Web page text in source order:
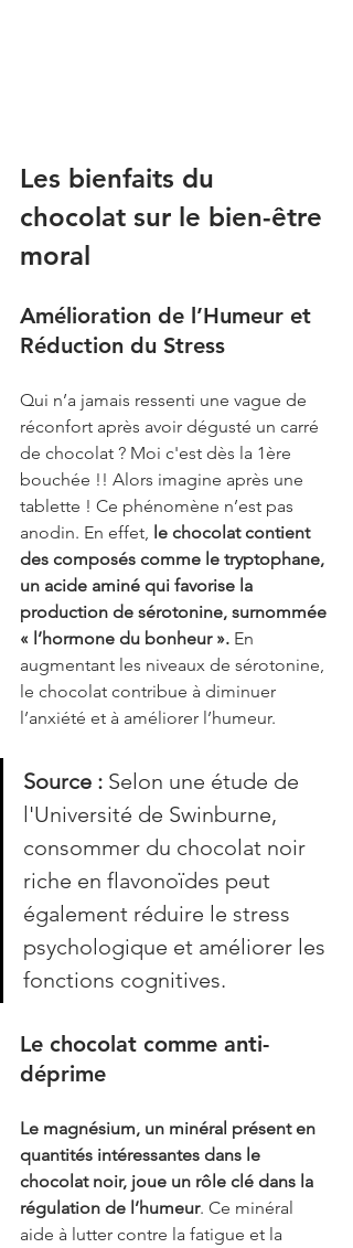
Les bienfaits du
chocolat sur le bien-être
moral
Amélioration de l’Humeur et
Réduction du Stress
Qui n’a jamais ressenti une vague de
réconfort après avoir dégusté un carré
de chocolat ? Moi c'est dès la 1ère
bouchée !! Alors imagine après une
tablette ! Ce phénomène n’est pas
anodin. En effet, le chocolat contient
des composés comme le tryptophane,
un acide aminé qui favorise la
production de sérotonine, surnommée
« l’hormone du bonheur ». En
augmentant les niveaux de sérotonine,
le chocolat contribue à diminuer
l’anxiété et à améliorer l’humeur.
Source : Selon une étude de
l'Université de Swinburne,
consommer du chocolat noir
riche en flavonoïdes peut
également réduire le stress
psychologique et améliorer les
fonctions cognitives.
Le chocolat comme anti-
déprime
Le magnésium, un minéral présent en
quantités intéressantes dans le
chocolat noir, joue un rôle clé dans la
régulation de l’humeur. Ce minéral
aide à lutter contre la fatigue et la